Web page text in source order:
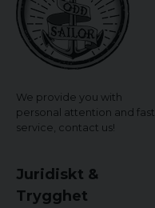
We provide you with
personal attention and fast
service, contact us!
Juridiskt &
Trygghet